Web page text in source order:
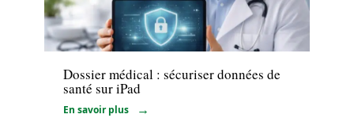
Santé
Dossier médical : sécuriser données de
santé sur iPad
En savoir plus